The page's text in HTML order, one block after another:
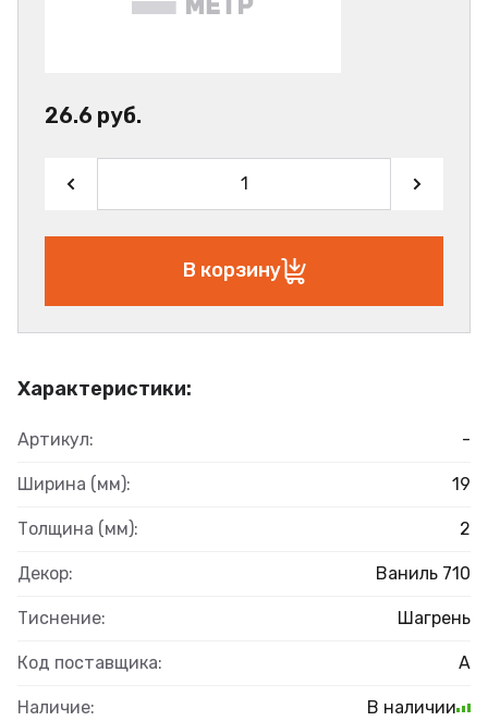
Характеристики:
Артикул: -
Ширина (мм): 19
Толщина (мм): 2
Декор: Ваниль 710
Тиснение: Шагрень
Код поставщика: А
Наличие: В наличии
26.6 руб.
В корзину